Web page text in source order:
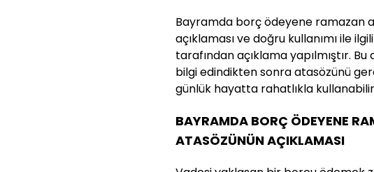
Bayramda borç ödeyene ramazan
açıklaması ve doğru kullanımı ile
tarafından açıklama yapılmıştır.
bilgi edindikten sonra atasözünü
günlük hayatta rahatlıkla
BAYRAMDA BORÇ ÖDEYENE
ATASÖZÜNÜN AÇIKLAMASI